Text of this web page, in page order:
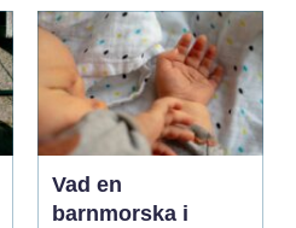
Vad en
barnmorska i